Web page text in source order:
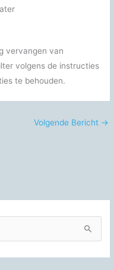
vervangen van
volgens de instructies
te behouden.
Volgende Bericht →